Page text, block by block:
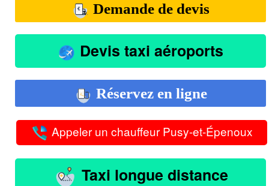
Demande de devis
Devis taxi aéroports
Réservez en ligne
Appeler un chauffeur Pusy-et-Épenoux
Taxi longue distance